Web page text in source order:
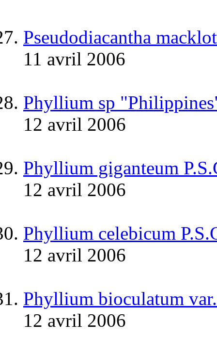
Pseudodiacantha
11 avril 2006
Phyllium sp
12 avril 2006
Phyllium giganteum
12 avril 2006
Phyllium celebicum
12 avril 2006
Phyllium bioculatum
12 avril 2006